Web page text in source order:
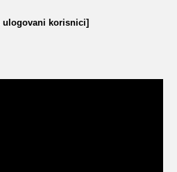
ulogovani korisnici]